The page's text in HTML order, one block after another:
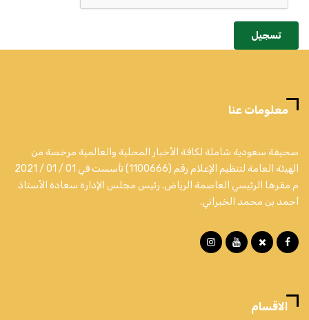
تسجيل
معلومات عنا
صحيفة سعودية شاملة لكافة الأخبار المحلية والعالمية مرخصة من
الهيئة العامة لتنظيم الإعلام رقم (1100666) تأسست في 01 / 01 / 2021
م مقرها الرئيسي العاصمة الرياض. رئيس مجلس الإدارة سعادة الأستاذ
أحمد بن محمد الخبراني.
الاقسام